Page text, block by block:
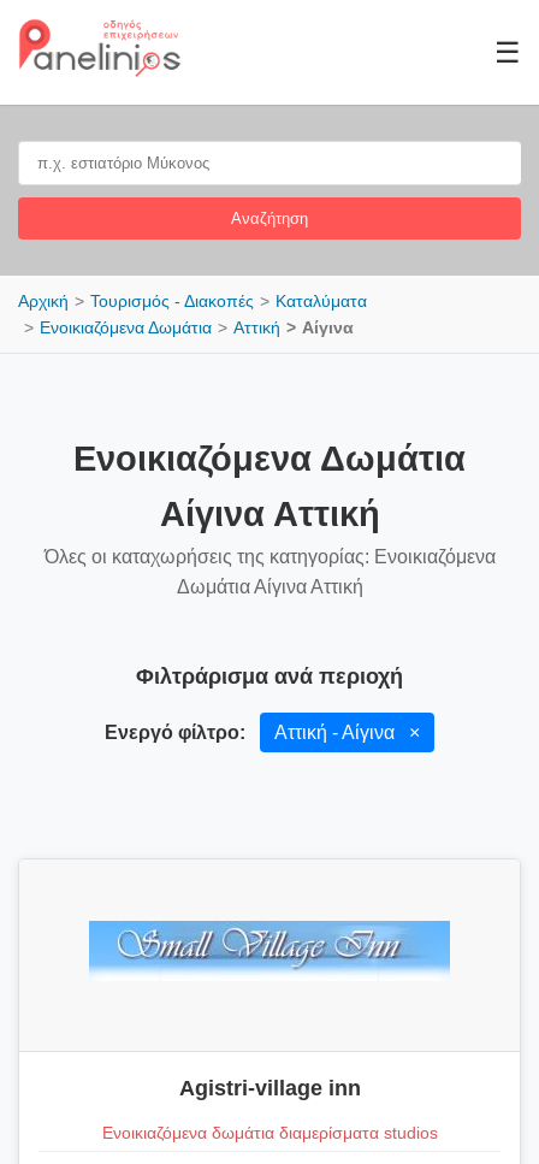
☰
Αναζήτηση
Αρχική Τουρισμός - Διακοπές
Καταλύματα
Ενοικιαζόμενα Δωμάτια
Αττική Αίγινα
Ενοικιαζόμενα Δωμάτια
Αίγινα Αττική
Όλες οι καταχωρήσεις της κατηγορίας: Ενοικιαζόμενα
Δωμάτια Αίγινα Αττική
Φιλτράρισμα ανά περιοχή
Ενεργό φίλτρο: Αττική - Αίγινα ×
Agistri-village inn
Ενοικιαζόμενα δωμάτια διαμερίσματα studios